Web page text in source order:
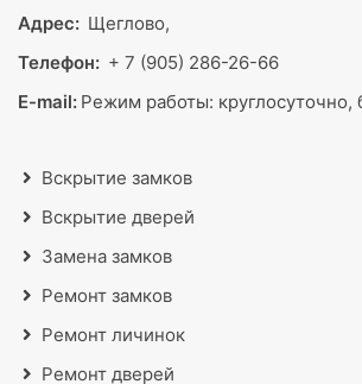
Адрес: Щеглово,
Телефон: + 7 (905) 286-26-66
E-mail: Режим работы:
Вскрытие замков
Вскрытие дверей
Замена замков
Ремонт замков
Ремонт личинок
Ремонт дверей